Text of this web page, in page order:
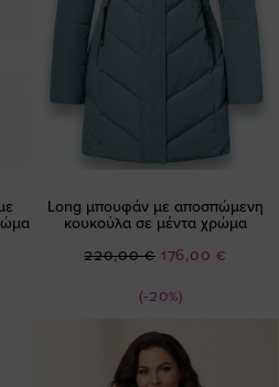
Long μπουφάν με αποσπώμενη
κουκούλα σε μέντα χρώμα
(-20%)
Ειδική
176,00 €
220,00 €